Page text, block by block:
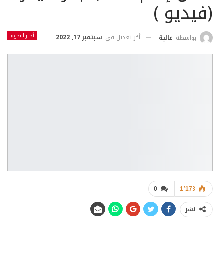
(فيديو )
أخبار النجوم بواسطة عالية أخر تعديل في سبتمبر 17, 2022
0 1٬173
نشر